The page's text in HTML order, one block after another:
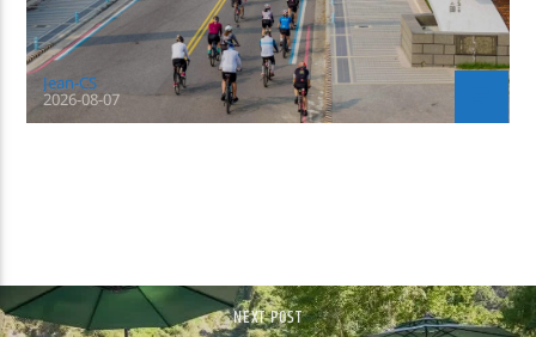
Jean-CS
2026-08-07
NEXT POST